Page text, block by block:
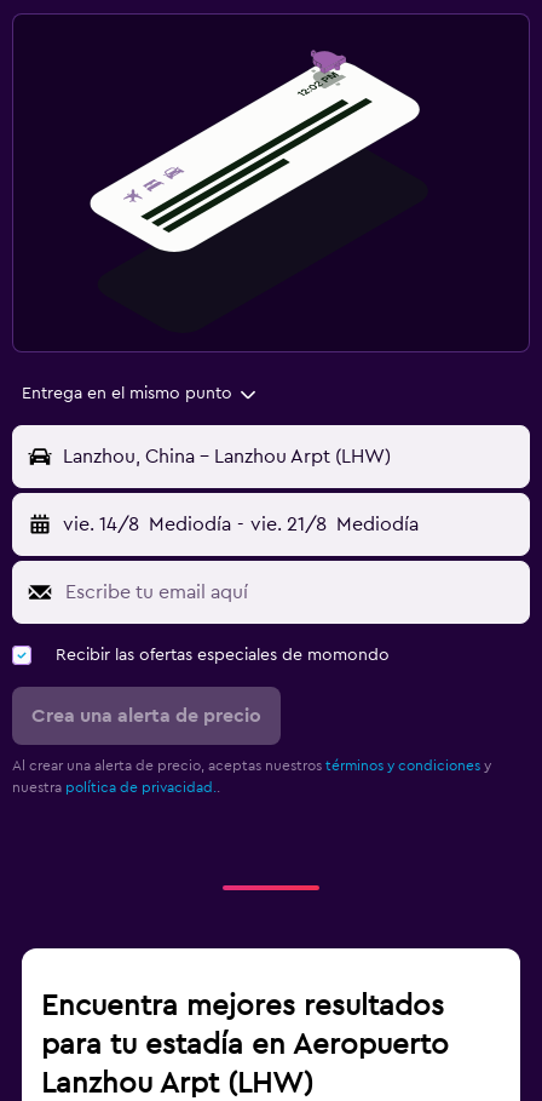
Entrega en el mismo punto
Lanzhou, China - Lanzhou Arpt (LHW)
vie. 14/8 Mediodía - vie. 21/8 Mediodía
Recibir las ofertas especiales de momondo
Crea una alerta de precio
Al crear una alerta de precio, aceptas nuestros términos y condiciones y
nuestra política de privacidad..
Encuentra mejores resultados
para tu estadía en Aeropuerto
Lanzhou Arpt (LHW)